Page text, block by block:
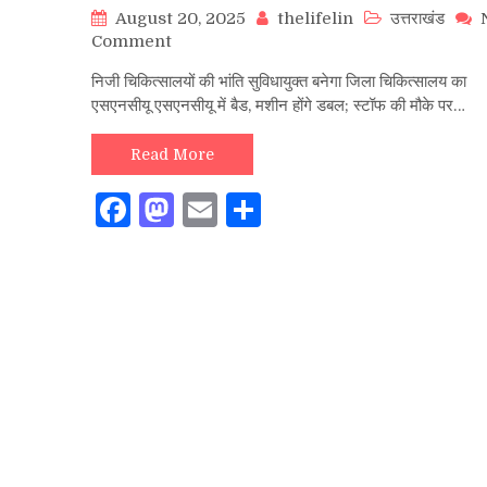
August 20, 2025 thelifelin उत्तराखंड
Commenton
चिकित्सालयों
की
भांति
सुविधायुक्त
बनेगा
जिला
चिकित्सालय
निजी चिकित्सालयों की भांति सुविधायुक्त बनेगा जिला चिकित्सालय का
एसएनसीयू एसएनसीयू में बैड, मशीन होंगे डबल; स्टॉफ की मौके पर…
Read More
Facebook
Mastodon
Email